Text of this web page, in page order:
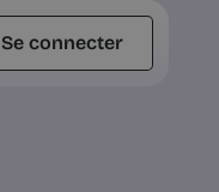
Se connecter